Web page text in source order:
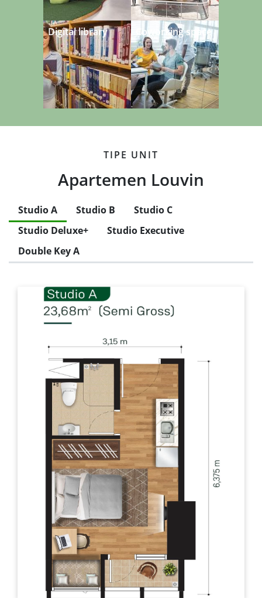
Digital library Coworking space
TIPE UNIT
Apartemen Louvin
Studio A Studio B
Studio C
Studio Deluxe+
Studio Executive
Double Key A